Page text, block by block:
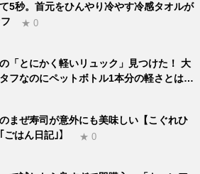
5秒。首元をひんやり冷やす冷感タオルが
★ 0
「とにかく軽いリュック」見つけた！ 大
フなのにペットボトル1本分の軽さとは…
まぜ寿司が意外にも美味しい【こぐれひ
ごはん日記｣】
★ 0